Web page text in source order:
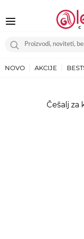
NOVO AKCIJE
Češalj za